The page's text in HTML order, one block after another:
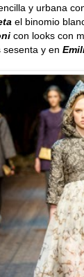
y urbana
el binomio
con looks con
sesenta y en